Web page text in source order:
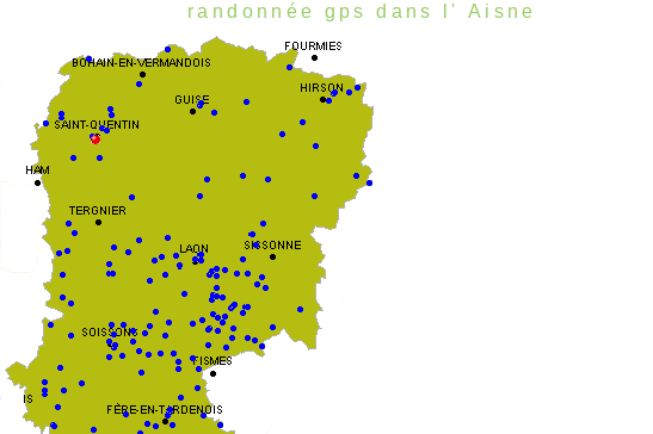
randonnée gps dans l' Aisne